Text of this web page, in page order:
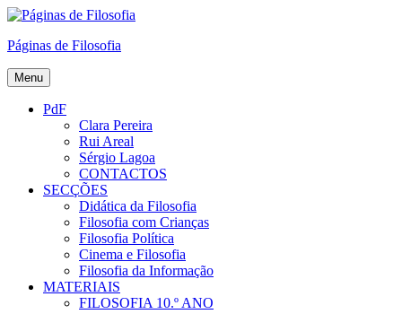
Skip
content
Páginas de Filosofia
Menu
PdF
Clara Pereira
Rui Areal
Sérgio Lagoa
CONTACTOS
SECÇÕES
Didática da Filosofia
Filosofia com Crianças
Filosofia Política
Cinema e Filosofia
Filosofia da Informação
MATERIAIS
FILOSOFIA 10.º ANO